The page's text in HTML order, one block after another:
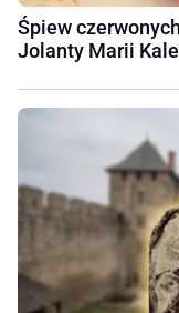
Śpiew
Jolanty Marii